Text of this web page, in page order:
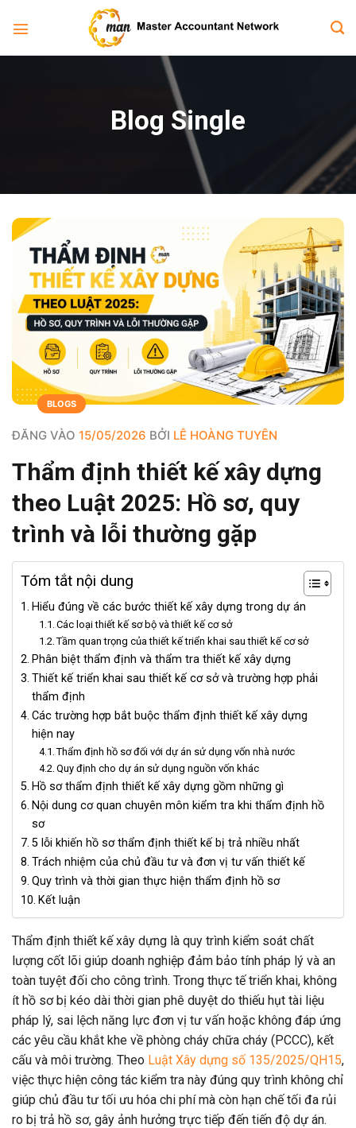
qua
Blog Single
BLOGS
ĐĂNG VÀO 15/05/2026 BỞI LÊ HOÀNG TUYÊN
Thẩm định thiết kế xây dựng
theo Luật 2025: Hồ sơ, quy
trình và lỗi thường gặp
Tóm tắt nội dung
Hiểu đúng về các bước thiết kế xây dựng trong dự án
Các loại thiết kế sơ bộ và thiết kế cơ sở
Tầm quan trọng của thiết kế triển khai sau thiết kế cơ sở
Phân biệt thẩm định và thẩm tra thiết kế xây dựng
Thiết kế triển khai sau thiết kế cơ sở và trường hợp phải
thẩm định
Các trường hợp bắt buộc thẩm định thiết kế xây dựng
hiện nay
Thẩm định hồ sơ đối với dự án sử dụng vốn nhà nước
Quy định cho dự án sử dụng nguồn vốn khác
Hồ sơ thẩm định thiết kế xây dựng gồm những gì
Nội dung cơ quan chuyên môn kiểm tra khi thẩm định hồ
sơ
5 lỗi khiến hồ sơ thẩm định thiết kế bị trả nhiều nhất
Trách nhiệm của chủ đầu tư và đơn vị tư vấn thiết kế
Quy trình và thời gian thực hiện thẩm định hồ sơ
Kết luận
Thẩm định thiết kế xây dựng là quy trình kiểm soát chất
lượng cốt lõi giúp doanh nghiệp đảm bảo tính pháp lý và an
toàn tuyệt đối cho công trình. Trong thực tế triển khai, không
ít hồ sơ bị kéo dài thời gian phê duyệt do thiếu hụt tài liệu
pháp lý, sai lệch năng lực đơn vị tư vấn hoặc không đáp ứng
các yêu cầu khắt khe về phòng cháy chữa cháy (PCCC), kết
cấu và môi trường. Theo Luật Xây dựng số 135/2025/QH15,
việc thực hiện công tác kiểm tra này đúng quy trình không chỉ
giúp chủ đầu tư tối ưu hóa chi phí mà còn hạn chế tối đa rủi
ro bị trả hồ sơ, gây ảnh hưởng trực tiếp đến tiến độ dự án.